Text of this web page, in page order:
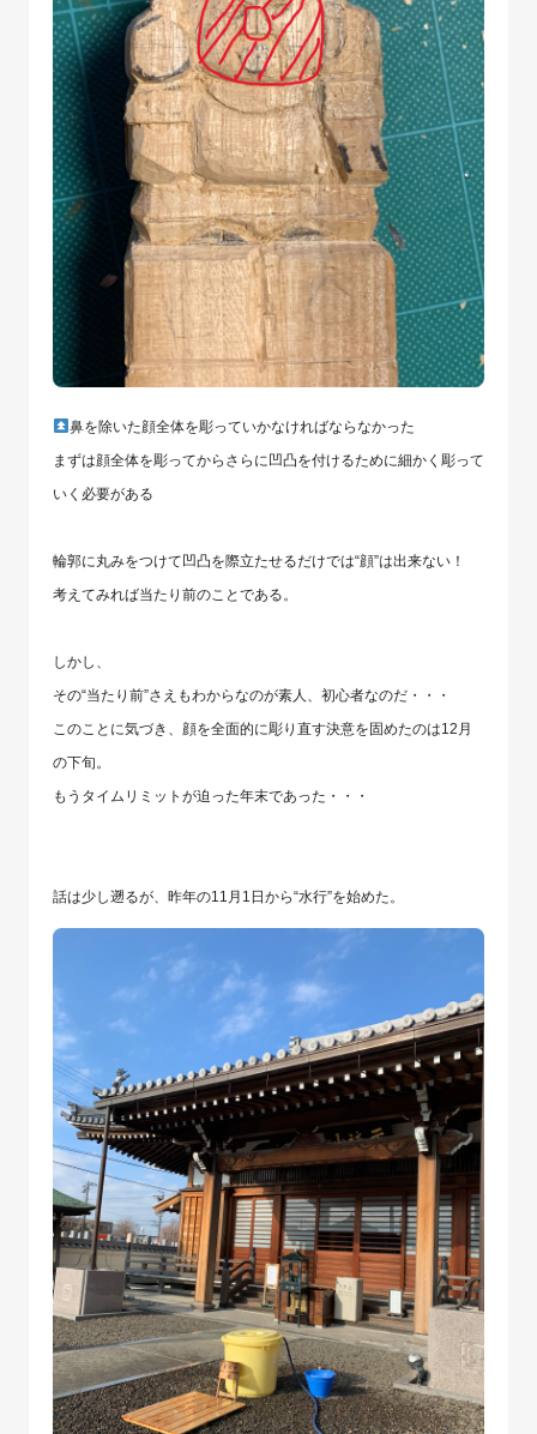
鼻を除いた顔全体を彫っていかなければならなかった
まずは顔全体を彫ってからさらに凹凸を付けるために細かく彫って
いく必要がある
輪郭に丸みをつけて凹凸を際立たせるだけでは“顔”は出来ない！
考えてみれば当たり前のことである。
しかし、
その“当たり前”さえもわからなのが素人、初心者なのだ・・・
このことに気づき、顔を全面的に彫り直す決意を固めたのは12月
の下旬。
もうタイムリミットが迫った年末であった・・・
話は少し遡るが、昨年の11月1日から“水行”を始めた。